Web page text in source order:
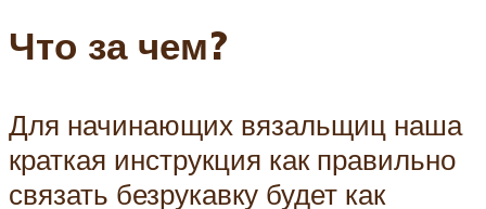
Что за чем?
Для начинающих вязальщиц наша
краткая инструкция как правильно
связать безрукавку будет как